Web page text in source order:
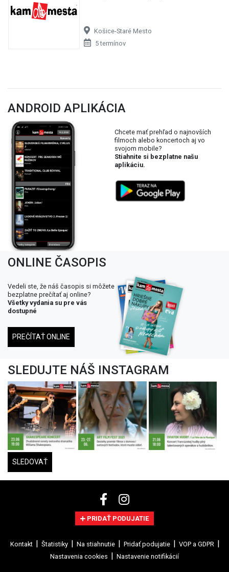
Košice-Staré Mesto
5 termínov
ANDROID APLIKÁCIA
Chcete mať prehľad o najnovších
filmoch alebo koncertoch aj vo
svojom mobile?
Stiahnite si bezplatne našu
aplikáciu.
ONLINE ČASOPIS
Vedeli ste, že náš časopis si môžete
bezplatne prečítať aj online?
Všetky vydania su pre vás
dostupné
PREČÍTAŤ ONLINE
SLEDUJTE NÁŠ INSTAGRAM
SLEDOVAŤ
PRIDAŤ PODUJATIE
Kontakt Štatistiky Na stiahnutie Pridať podujatie
VOP a GDPR
Nastavenia cookies
Nastavenie notifikácií